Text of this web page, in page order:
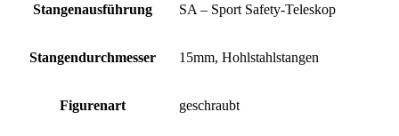
Stangenausführung SA – Sport Safety-Teleskop
Stangendurchmesser 15mm, Hohlstahlstangen
Figurenart geschraubt